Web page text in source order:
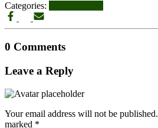
Categories:
0 Comments
Leave a Reply
Your email address will not be published.
marked *